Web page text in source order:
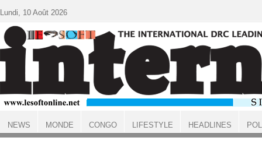
ACCUEIL
Lundi, 10 Août 2026
NEWS MONDE CONGO LIFESTYLE HEADLINES